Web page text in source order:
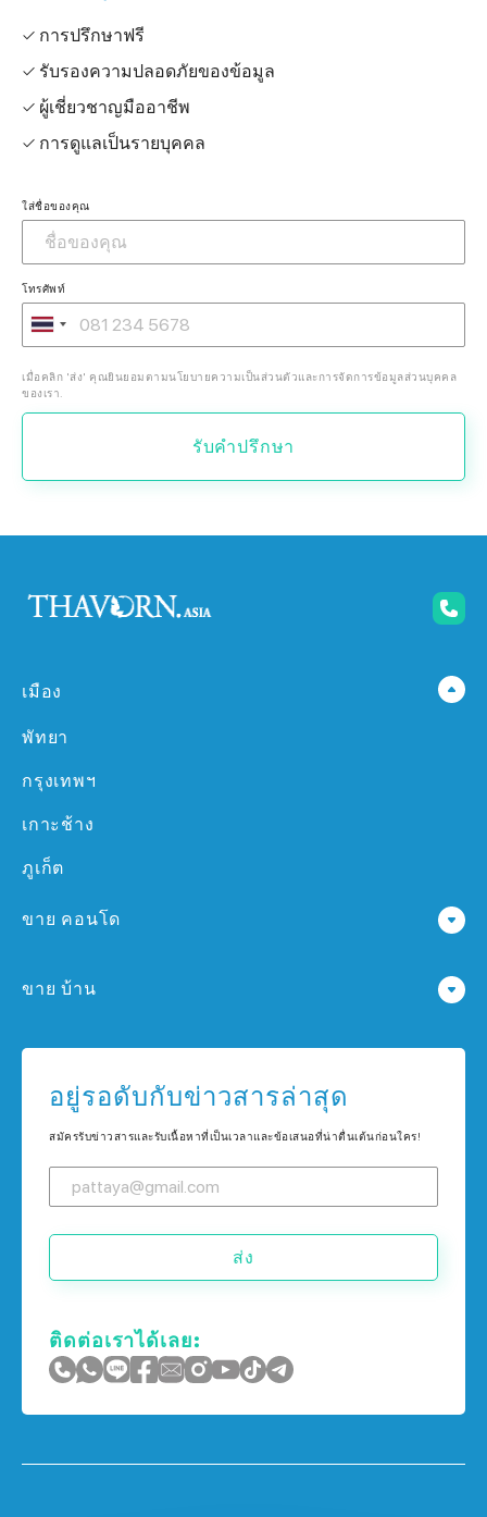
✓ การปรึกษาฟรี
✓ รับรองความปลอดภัยของข้อมูล
✓ ผู้เชี่ยวชาญมืออาชีพ
✓ การดูแลเป็นรายบุคคล
ใส่ชื่อของคุณ
โทรศัพท์
เมื่อคลิก 'ส่ง' คุณยินยอมตามนโยบายความเป็นส่วนตัวและการจัดการข้อมูลส่วนบุคคล
ของเรา.
รับคำปรึกษา
เมือง
พัทยา
กรุงเทพฯ
เกาะช้าง
ภูเก็ต
ขาย คอนโด
คอนโด ใน เกาะช้าง
คอนโด ใน ภูเก็ต
ขาย บ้าน
บ้าน ใน ภูเก็ต
อยู่รอดับกับข่าวสารล่าสุด
สมัครรับข่าวสารและรับเนื้อหาที่เป็นเวลาและข้อเสนอที่น่าตื่นเต้นก่อนใคร!
ส่ง
ติดต่อเราได้เลย: